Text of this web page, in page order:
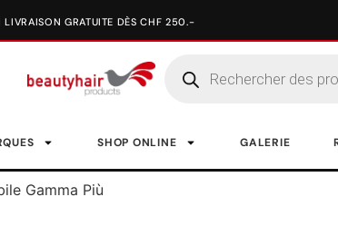
SHOP ONLINE GALERIE
Gamma Più